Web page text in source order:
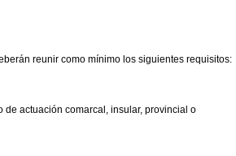
reunir como mínimo los siguientes requisitos:
de actuación comarcal, insular, provincial o